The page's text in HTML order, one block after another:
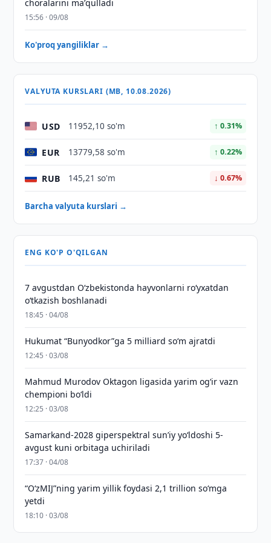
choralarini maʼqulladi
15:56 · 09/08
Ko'proq yangiliklar →
VALYUTA KURSLARI (MB, 10.08.2026)
USD 11952,10 so'm ↑ 0.31%
EUR 13779,58 so'm ↑ 0.22%
RUB 145,21 so'm ↓ 0.67%
Barcha valyuta kurslari →
ENG KO'P O'QILGAN
7 avgustdan O‘zbekistonda hayvonlarni ro‘yxatdan
o‘tkazish boshlanadi
18:45 · 04/08
Hukumat “Bunyodkor”ga 5 milliard so‘m ajratdi
12:45 · 03/08
Mahmud Murodov Oktagon ligasida yarim og‘ir vazn
chempioni bo‘ldi
12:25 · 03/08
Samarkand-2028 giperspektral sun’iy yo‘ldoshi 5-
avgust kuni orbitaga uchiriladi
17:37 · 04/08
“O‘zMIJ”ning yarim yillik foydasi 2,1 trillion so‘mga
yetdi
18:10 · 03/08